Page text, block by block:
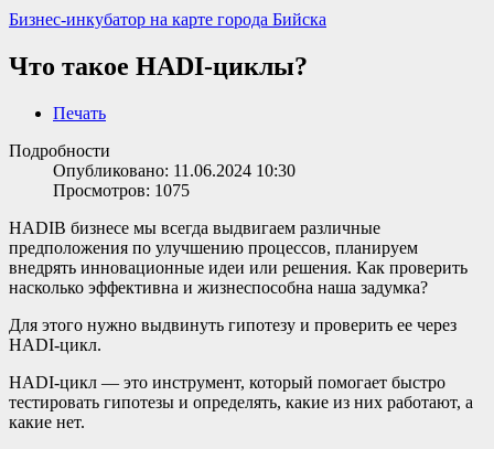
Бизнес-инкубатор на карте города Бийска
Что такое HADI-циклы?
Печать
Подробности
Опубликовано: 11.06.2024 10:30
Просмотров: 1075
HADIВ бизнесе мы всегда выдвигаем различные
предположения по улучшению процессов, планируем
внедрять инновационные идеи или решения. Как проверить
насколько эффективна и жизнеспособна наша задумка?
Для этого нужно выдвинуть гипотезу и проверить ее через
HADI-цикл.
HADI-цикл — это инструмент, который помогает быстро
тестировать гипотезы и определять, какие из них работают, а
какие нет.